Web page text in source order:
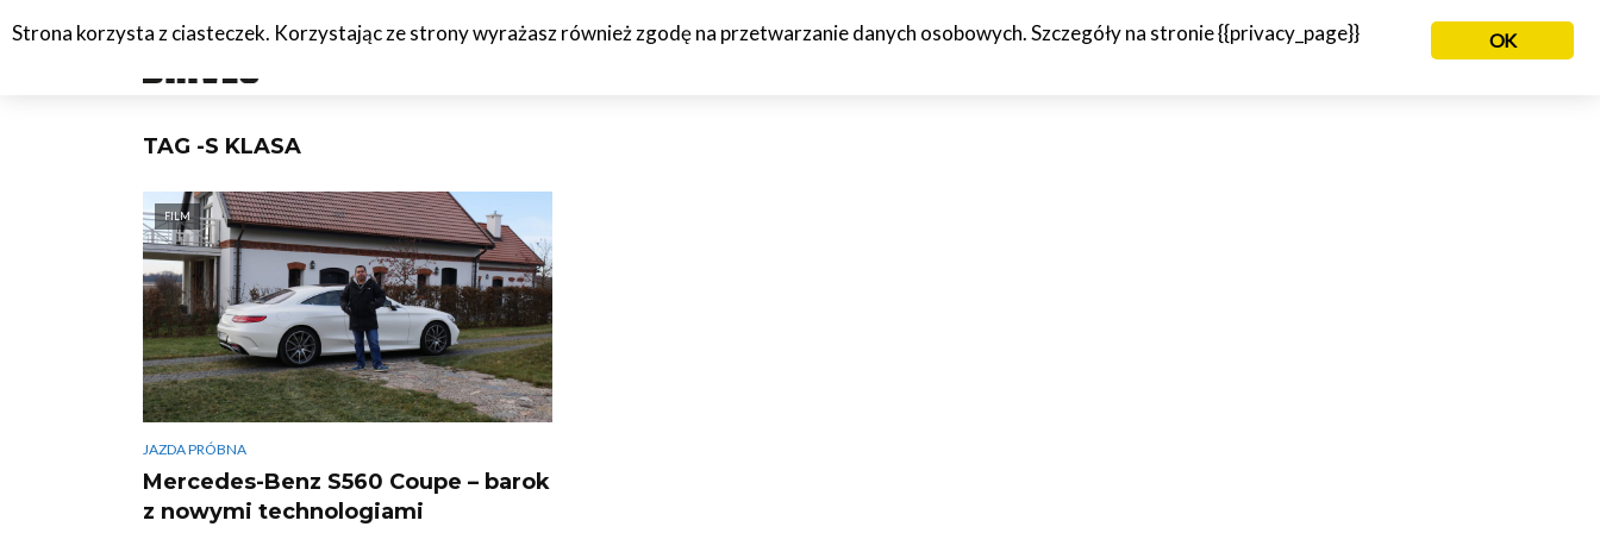
CZTERY KÓŁKA JAZDA PRÓBNA WTF! O MNIE
TAG -S KLASA
FILM
JAZDA PRÓBNA
Mercedes-Benz S560 Coupe – barok
z nowymi technologiami
OK
Strona korzysta z ciasteczek. Korzystając ze strony wyrażasz również zgodę na przetwarzanie danych osobowych. Szczegóły na stronie {{privacy_page}}